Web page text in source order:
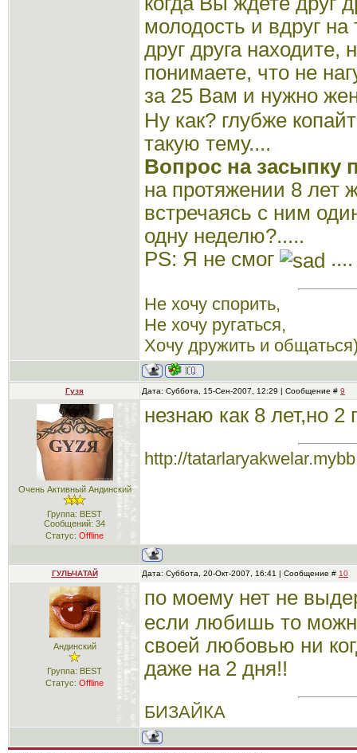
молодость и вдруг
друг друга находите,
понимаете, что не
за 25 Вам и нужно
Ну как? глубже
такую тему....
Вопрос на засыпку
на протяжении 8 лет
встречаясь с ним
одну неделю?.....
PS: Я не смог
....
Не хочу спорить,
Не хочу ругаться,
Хочу дружить и
Гузя Дата: Суббота, 15-Сен-2007, 12:29 | Сообщение # 9
Очень Активный Андинский
Группа: BEST
Сообщений: 34
Статус: Offline
незнаю как 8 лет,но
http://
ГУЛЬЧАТАЙ Дата: Суббота, 20-Окт-2007, 16:41 | Сообщение # 10
Андинский
Группа: BEST
Статус: Offline
по моему нет не
если любишь то
своей любовью ни
даже на 2 дня!!
БИЗАЙКА